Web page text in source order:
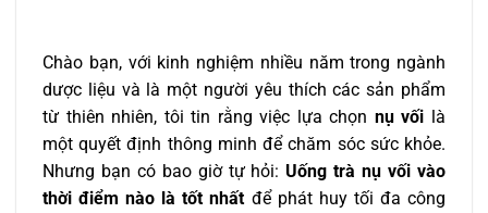
Chào bạn, với kinh nghiệm nhiều năm trong ngành
dược liệu và là một người yêu thích các sản phẩm
từ thiên nhiên, tôi tin rằng việc lựa chọn nụ vối là
một quyết định thông minh để chăm sóc sức khỏe.
Nhưng bạn có bao giờ tự hỏi:Uống trà nụ vối vào
thời điểm nào là tốt nhất để phát huy tối đa công